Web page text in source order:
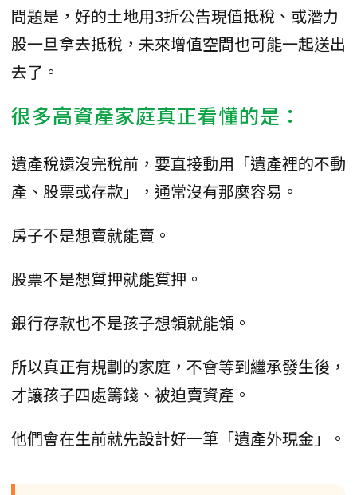
問題是，好的土地用3折公告現值抵稅、或潛力
股一旦拿去抵稅，未來增值空間也可能一起送出
去了。
很多高資產家庭真正看懂的是：
遺產稅還沒完稅前，要直接動用「遺產裡的不動
產、股票或存款」，通常沒有那麼容易。
房子不是想賣就能賣。
股票不是想質押就能質押。
銀行存款也不是孩子想領就能領。
所以真正有規劃的家庭，不會等到繼承發生後，
才讓孩子四處籌錢、被迫賣資產。
他們會在生前就先設計好一筆「遺產外現金」。